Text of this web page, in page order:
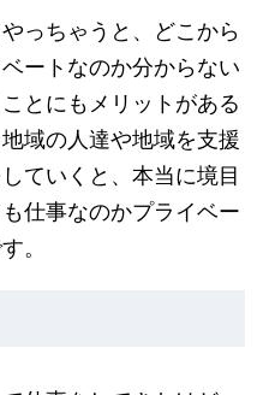
っちゃうと、どこから
ートなのか分からない
とにもメリットがある
域の人達や地域を支援
ていくと、本当に境目
仕事なのかプライベー
。